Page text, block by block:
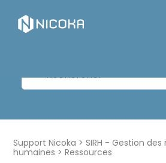
Support Nicoka
SIRH - Gestion des
humaines
Ressources